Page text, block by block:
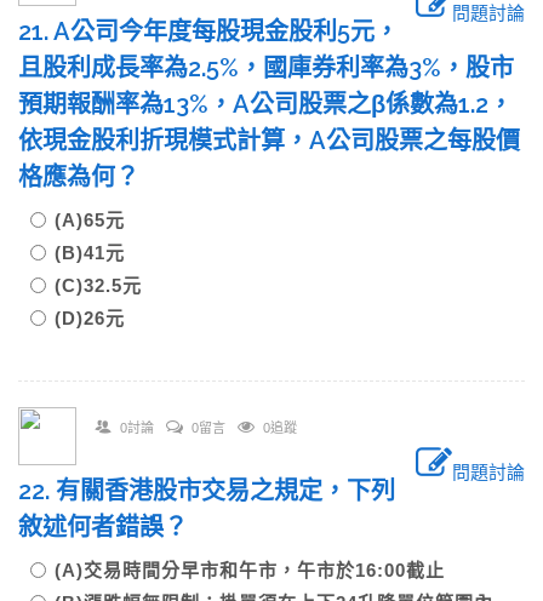
問題討論
21. A公司今年度每股現金股利5元，
且股利成長率為2.5%，國庫券利率為3%，股市
預期報酬率為13%，A公司股票之β係數為1.2，
依現金股利折現模式計算，A公司股票之每股價
格應為何？
(A)65元
(B)41元
(C)32.5元
(D)26元
0討論 0留言 0追蹤
問題討論
22. 有關香港股市交易之規定，下列
敘述何者錯誤？
(A)交易時間分早市和午市，午市於16:00截止